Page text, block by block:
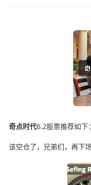
奇点时代6.2股票推荐如下：
该空仓了，兄弟们，再下